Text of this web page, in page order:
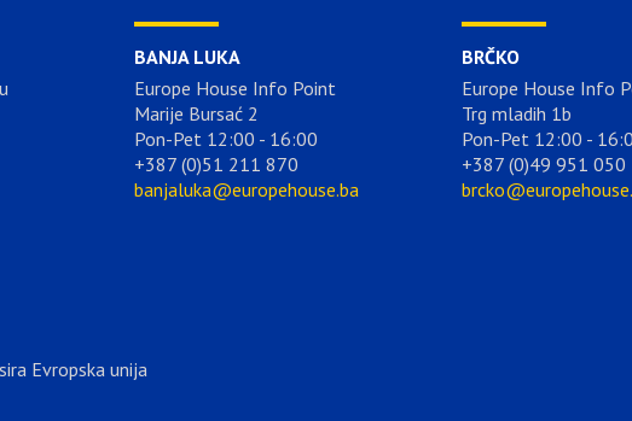
BANJA LUKA
Europe House Info Point
Marije Bursać 2
Pon-Pet 12:00 - 16:00
+387 (0)51 211 870
banjaluka@europehouse.ba
BRČKO
Europe House Info
Trg mladih 1b
Pon-Pet 12:00 -
+387 (0)49 951 050
Evropska unija